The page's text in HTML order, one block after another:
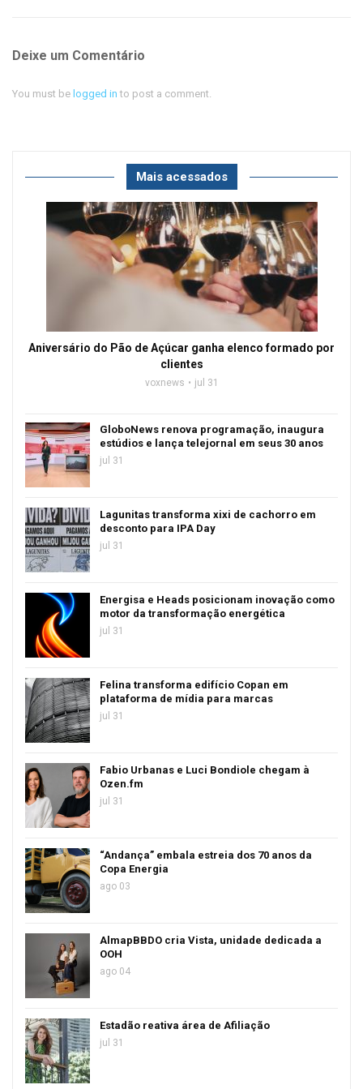
Deixe um Comentário
You must be logged in to post a comment.
Mais acessados
Aniversário do Pão de Açúcar ganha elenco formado por
clientes
voxnews jul 31
GloboNews renova programação, inaugura
estúdios e lança telejornal em seus 30 anos
jul 31
Lagunitas transforma xixi de cachorro em
desconto para IPA Day
jul 31
Energisa e Heads posicionam inovação como
motor da transformação energética
jul 31
Felina transforma edifício Copan em
plataforma de mídia para marcas
jul 31
Fabio Urbanas e Luci Bondiole chegam à
Ozen.fm
jul 31
“Andança” embala estreia dos 70 anos da
Copa Energia
ago 03
AlmapBBDO cria Vista, unidade dedicada a
OOH
ago 04
Estadão reativa área de Afiliação
jul 31